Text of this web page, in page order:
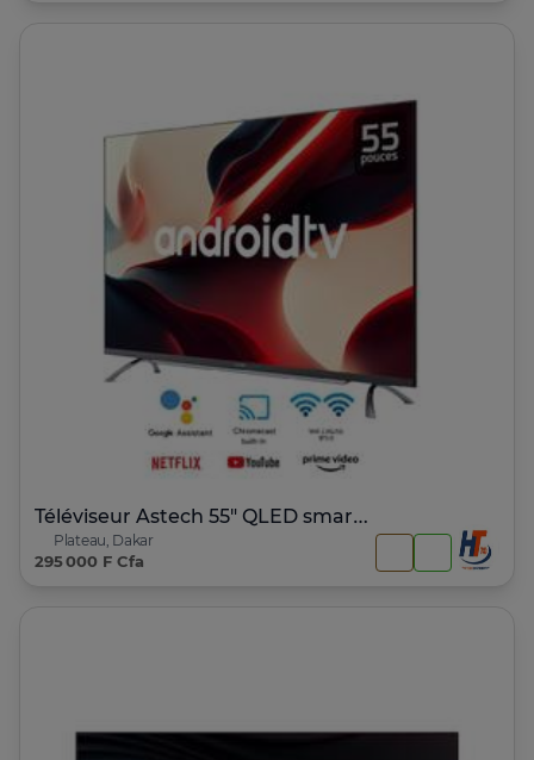
Téléviseur Astech 55" QLED smart Android
Plateau, Dakar
295 000 F Cfa